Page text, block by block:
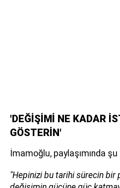
'DEĞİŞİMİ NE KADAR
GÖSTERİN'
İmamoğlu, paylaşımında
"Hepinizi bu tarihi sürecin bir